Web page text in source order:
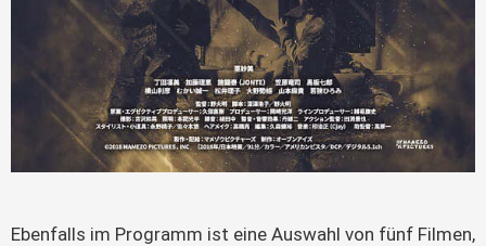
Ebenfalls im Programm ist eine Auswahl von fünf Filmen,